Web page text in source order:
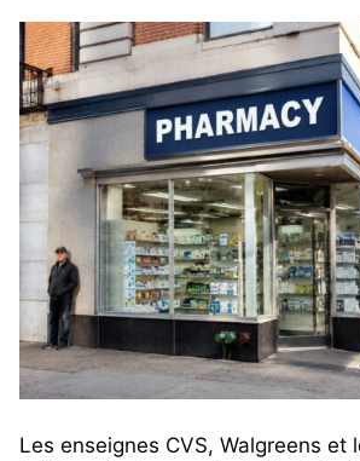
Les enseignes CVS, Walgreens et